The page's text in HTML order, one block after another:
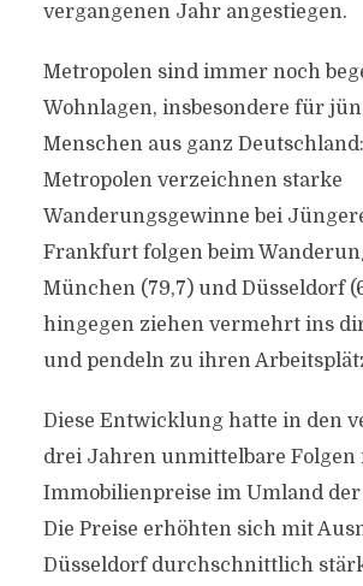
vergangenen Jahr angestiegen.
Metropolen sind immer noch
Wohnlagen, insbesondere für
Menschen aus ganz
Metropolen verzeichnen starke
Wanderungsgewinne bei
Frankfurt folgen beim
München (79,7) und Düsseldorf
hingegen ziehen vermehrt ins
und pendeln zu ihren
Diese Entwicklung hatte in den
drei Jahren unmittelbare Folgen
Immobilienpreise im Umland der
Die Preise erhöhten sich mit
Düsseldorf durchschnittlich